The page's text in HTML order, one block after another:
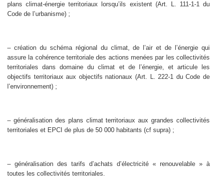
plans climat-énergie territoriaux lorsqu’ils existent (Art. L. 111-1-1 du
Code de l’urbanisme) ;
– création du schéma régional du climat, de l’air et de l’énergie qui
assure la cohérence territoriale des actions menées par les collectivités
territoriales dans domaine du climat et de l’énergie, et articule les
objectifs territoriaux aux objectifs nationaux (Art. L. 222-1 du Code de
l’environnement) ;
– généralisation des plans climat territoriaux aux grandes collectivités
territoriales et EPCI de plus de 50 000 habitants (cf supra) ;
– généralisation des tarifs d’achats d’électricité « renouvelable » à
toutes les collectivités territoriales.